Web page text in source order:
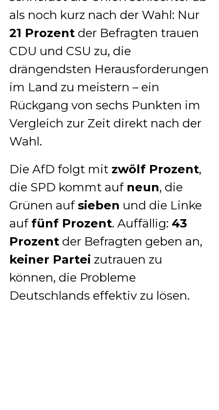
als noch kurz nach der Wahl: Nur
21 Prozentder Befragten trauen
CDU und CSU zu, die
drängendsten Herausforderungen
im Land zu meistern – ein
Rückgang von sechs Punkten im
Vergleich zur Zeit direkt nach der
Wahl.
Die AfD folgt mit zwölf Prozent,
die SPD kommt auf neun, die
Grünen aufsieben und die Linke
auf fünf Prozent. Auffällig: 43
Prozentder Befragten geben an,
keiner Partei zutrauen zu
können, die Probleme
Deutschlands effektiv zu lösen.